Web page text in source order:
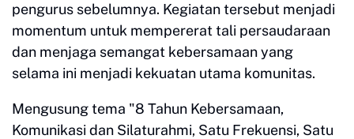
pengurus sebelumnya. Kegiatan tersebut menjadi
momentum untuk mempererat tali persaudaraan
dan menjaga semangat kebersamaan yang
selama ini menjadi kekuatan utama komunitas.
Mengusung tema "8 Tahun Kebersamaan,
Komunikasi dan Silaturahmi, Satu Frekuensi, Satu